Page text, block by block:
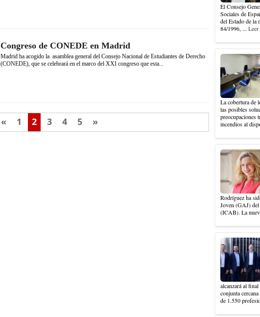
Congreso de CONEDE en Madrid
Madrid ha acogido la asamblea general del Consejo Nacional de Estudiantes de Derecho
(CONEDE), que se celebrará en el marco del XXI congreso que esta...
« 1 2 3 4 5 »
El Consejo
Sociales de
del Estado de la
84/1996, ... Leer
La cobertura de
las posibles
preocupaciones
incendios al
Rodríguez ha
Joven (GAJ)
(ICAB). La
alcanzará al
conjunta
de 1.550